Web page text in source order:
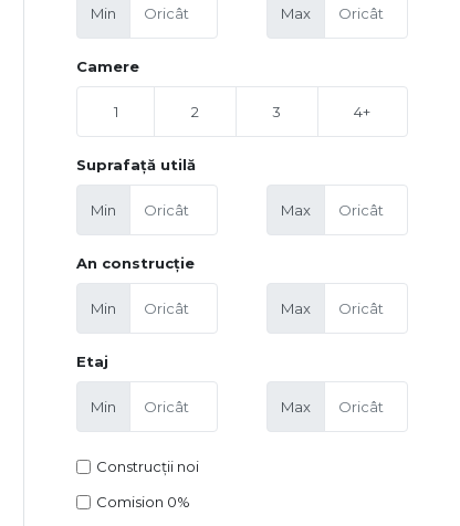
Min Max
Camere
1 2 3 4+
Suprafață utilă
Min Max
An construcție
Min Max
Etaj
Min Max
Construcții noi
Comision 0%